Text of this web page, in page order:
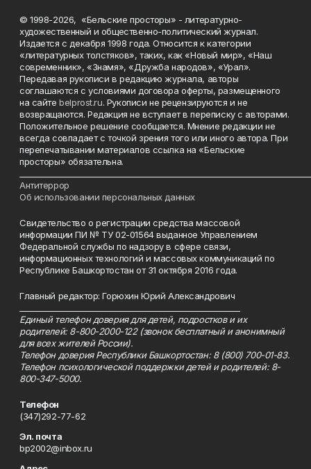
© 1998-2026, «Бельские просторы» - литературно-
художественный и общественно-политический журнал.
Издается с декабря 1998 года. Относится к категории
«литературных толстяков», таких, как «Новый мир», «Наш
современник», «Знамя», «Дружба народов», «Урал».
Передавая рукописи в редакцию журнала, авторы
соглашаются с условиями договора оферты, размещенного
на сайтеbelprost.ru. Рукописи не рецензируются и не
возвращаются. Редакция не вступает в переписку с авторами.
Положительное решение сообщается. Мнение редакции не
всегда совпадает с точкой зрения того или иного автора. При
перепечатывании материалов ссылка на «Бельские
просторы» обязательна.
Антитеррор
Об использовании персональных данных
Свидетельство о регистрации средства массовой
информации ПИ № ТУ 02-01564 выданное Управлением
Федеральной службы по надзору в сфере связи,
информационных технологий и массовых коммуникаций по
Республике Башкортостан от 31 октября 2016 года.
Главный редактор: Горюхин Юрий Александрович
Единый телефон доверия для детей, подростков и их
родителей: 8-800-2000-122 (звонок бесплатный и анонимный
для всех жителей России).
Телефон доверия Республики Башкортостан: 8 (800) 700-01-83.
Телефон психологической поддержки детей и родителей: 8-
800-347-5000.
Телефон
(347)292-77-62
Эл. почта
bp2002@inbox.ru